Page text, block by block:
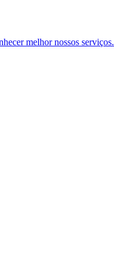
melhor nossos serviços.